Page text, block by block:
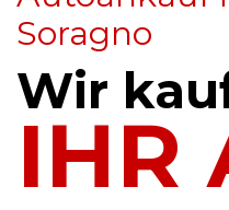
Soragno
Wir
IHR